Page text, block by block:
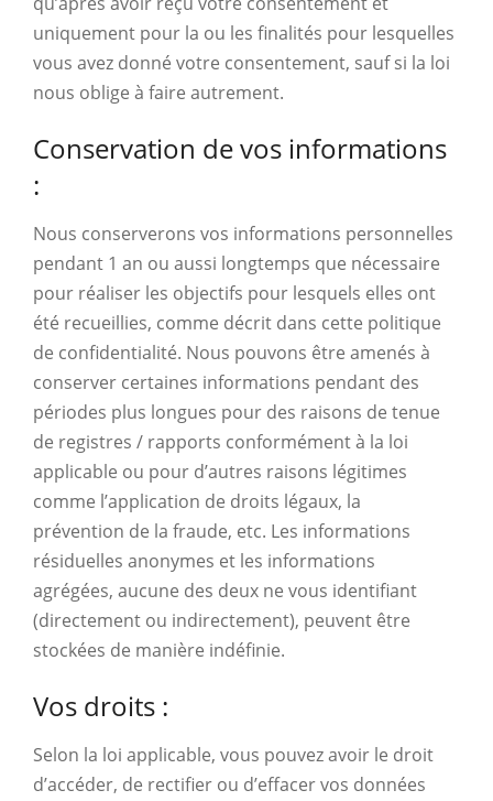
uniquement pour la ou les finalités pour lesquelles
vous avez donné votre consentement, sauf si la loi
nous oblige à faire autrement.
Conservation de vos informations
:
Nous conserverons vos informations personnelles
pendant 1 an ou aussi longtemps que nécessaire
pour réaliser les objectifs pour lesquels elles ont
été recueillies, comme décrit dans cette politique
de confidentialité. Nous pouvons être amenés à
conserver certaines informations pendant des
périodes plus longues pour des raisons de tenue
de registres / rapports conformément à la loi
applicable ou pour d’autres raisons légitimes
comme l’application de droits légaux, la
prévention de la fraude, etc. Les informations
résiduelles anonymes et les informations
agrégées, aucune des deux ne vous identifiant
(directement ou indirectement), peuvent être
stockées de manière indéfinie.
Vos droits :
Selon la loi applicable, vous pouvez avoir le droit
d’accéder, de rectifier ou d’effacer vos données